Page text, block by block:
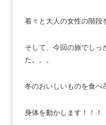
着々と大人の女性の階段
そして、今回の旅でしっ
た。。。
冬のおいしいものを食べ
身体を動かします！！！